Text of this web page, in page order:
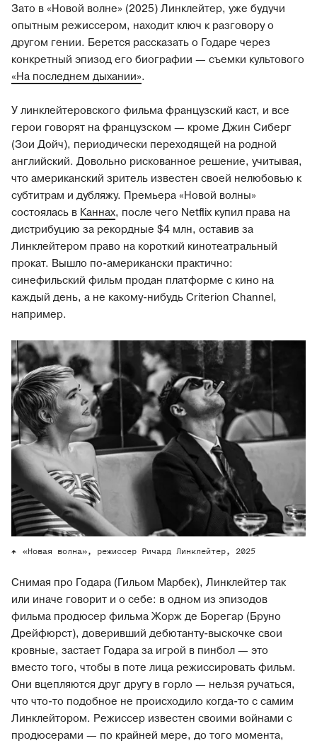
Зато в «Новой волне» (2025) Линклейтер, уже будучи
опытным режиссером, находит ключ к разговору о
другом гении. Берется рассказать о Годаре через
конкретный эпизод его биографии — съемки культового
«На последнем дыхании».
У линклейтеровского фильма французский каст, и все
герои говорят на французском — кроме Джин Сиберг
(Зои Дойч), периодически переходящей на родной
английский. Довольно рискованное решение, учитывая,
что американский зритель известен своей нелюбовью к
субтитрам и дубляжу. Премьера «Новой волны»
состоялась в Каннах, после чего Netflix купил права на
дистрибуцию за рекордные $4 млн, оставив за
Линклейтером право на короткий кинотеатральный
прокат. Вышло по-американски практично:
синефильский фильм продан платформе с кино на
каждый день, а не какому-нибудь Criterion Channel,
например.
«Новая волна», режиссер Ричард Линклейтер, 2025
Снимая про Годара (Гильом Марбек), Линклейтер так
или иначе говорит и о себе: в одном из эпизодов
фильма продюсер фильма Жорж де Борегар (Бруно
Дрейфюрст), доверивший дебютанту-выскочке свои
кровные, застает Годара за игрой в пинбол — это
вместо того, чтобы в поте лица режиссировать фильм.
Они вцепляются друг другу в горло — нельзя ручаться,
что что-то подобное не происходило когда-то с самим
Линклейтором. Режиссер известен своими войнами с
продюсерами — по крайней мере, до того момента,